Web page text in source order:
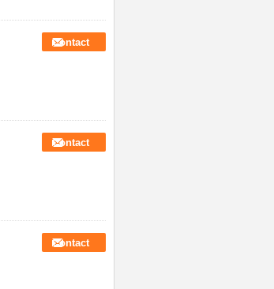
Contact
Contact
Contact